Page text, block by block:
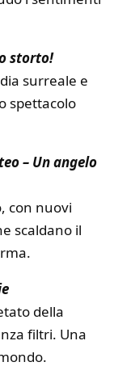
storto!
surreale e
spettacolo
– Un angelo
con nuovi
scaldano il
della
filtri. Una